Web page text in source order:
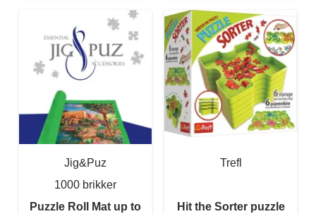
Jig&Puz
1000 brikker
Puzzle Roll Mat up to
Trefl
Hit the Sorter puzzle